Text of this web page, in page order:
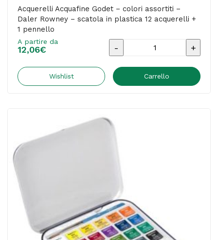
Acquerelli Acquafine Godet – colori assortiti –
Daler Rowney – scatola in plastica 12 acquerelli +
1 pennello
A partire da
12,06€
Acquerelli
Godet
assortiti
scatola
in
plastica
12
Wishlist Carrello